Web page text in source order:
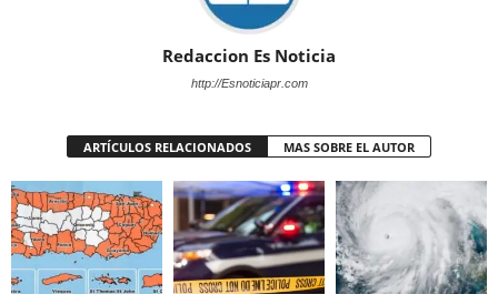
Redaccion Es Noticia
http://Esnoticiapr.com
ARTÍCULOS RELACIONADOS MAS SOBRE EL AUTOR